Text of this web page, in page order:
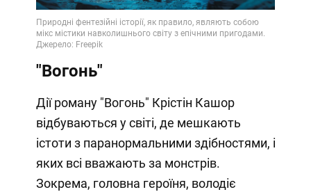
"Вогонь"
Дії роману "Вогонь" Крістін Кашор
відбуваються у світі, де мешкають
істоти з паранормальними здібностями, і
яких всі вважають за монстрів.
Зокрема, головна героїня, володіє